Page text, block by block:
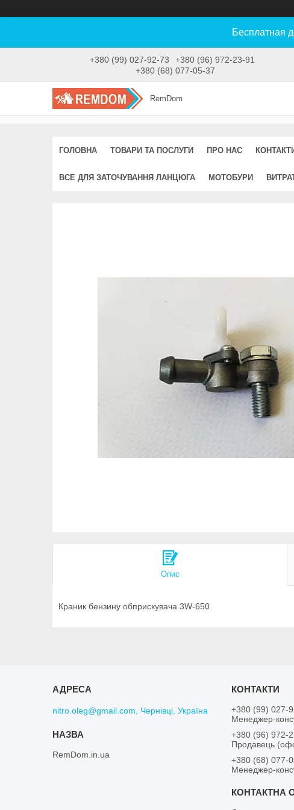
Бесплатная
+380 (99) 027-92-73
+380 (96) 972-23-91
+380 (68) 077-05-37
RemDom
ГОЛОВНА ТОВАРИ ТА ПОСЛУГИ ПРО НАС
ВСЕ ДЛЯ ЗАТОЧУВАННЯ ЛАНЦЮГА МОТОБУРИ
Опис
Краник бензину обприскувача 3W-650
nitro.oleg@gmail.com, Чернівці, Україна
RemDom.in.ua
+380 (99) 027-
Менеджер-
+380 (96) 972-
Продавець
+380 (68) 077-
Менеджер-